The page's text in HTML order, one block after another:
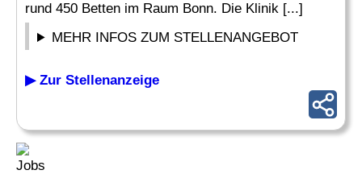
rund 450 Betten im Raum Bonn. Die Klinik [...]
MEHR INFOS ZUM STELLENANGEBOT
▶ Zur Stellenanzeige